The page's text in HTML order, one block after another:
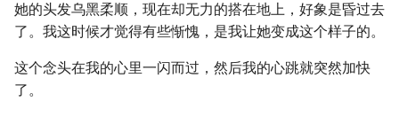
她的头发乌黑柔顺，现在却无力的搭在地上，好象是昏过去
了。我这时候才觉得有些惭愧，是我让她变成这个样子的。
这个念头在我的心里一闪而过，然后我的心跳就突然加快
了。